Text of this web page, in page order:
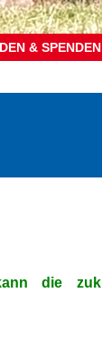
& SPENDEN
die